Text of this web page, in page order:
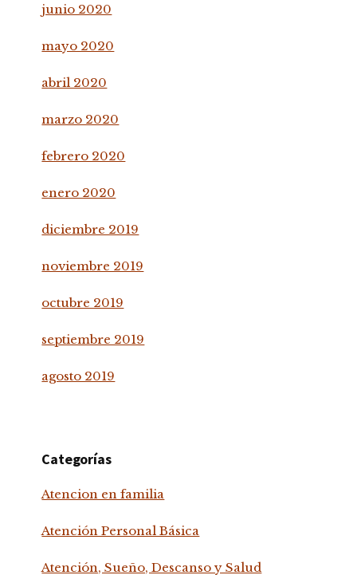
junio 2020
mayo 2020
abril 2020
marzo 2020
febrero 2020
enero 2020
diciembre 2019
noviembre 2019
octubre 2019
septiembre 2019
agosto 2019
Categorías
Atencion en familia
Atención Personal Básica
Atención, Sueño, Descanso y Salud